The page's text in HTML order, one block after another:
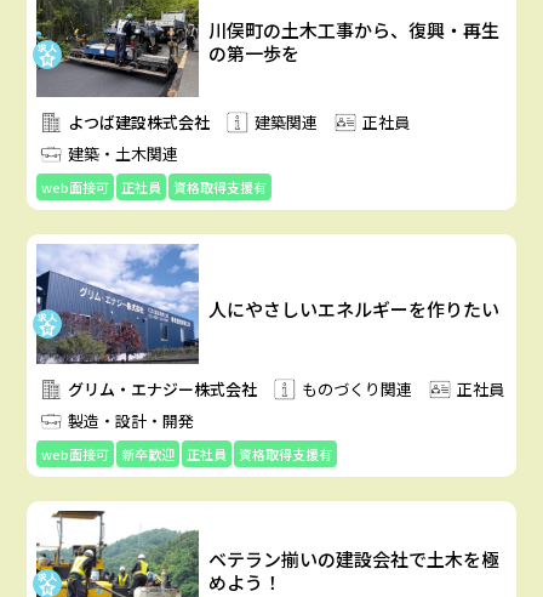
川俣町の土木工事から、復興・再生
の第一歩を
よつば建設株式会社 建築関連
正社員
建築・土木関連
web面接可 正社員 資格取得支援有
人にやさしいエネルギーを作りたい
グリム・エナジー株式会社 ものづくり関連
正社員
製造・設計・開発
web面接可 新卒歓迎 正社員 資格取得支援有
ベテラン揃いの建設会社で土木を極
めよう！